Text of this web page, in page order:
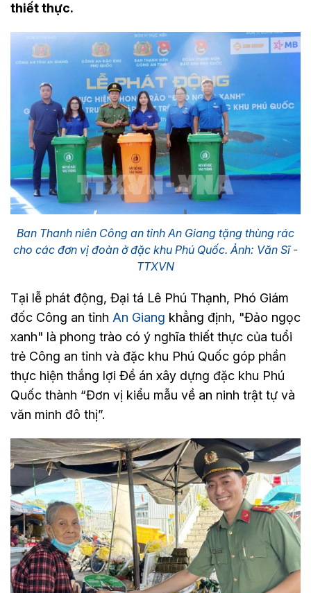
thiết thực.
Ban Thanh niên Công an tỉnh An Giang tặng thùng rác
cho các đơn vị đoàn ở đặc khu Phú Quốc. Ảnh: Văn Sĩ -
TTXVN
Tại lễ phát động, Đại tá Lê Phú Thạnh, Phó Giám
đốc Công an tỉnh An Giang khẳng định, "Đảo ngọc
xanh" là phong trào có ý nghĩa thiết thực của tuổi
trẻ Công an tỉnh và đặc khu Phú Quốc góp phần
thực hiện thắng lợi Đề án xây dựng đặc khu Phú
Quốc thành “Đơn vị kiểu mẫu về an ninh trật tự và
văn minh đô thị”.